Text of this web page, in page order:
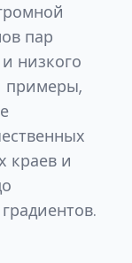
пар
низкого
примеры,
краев и